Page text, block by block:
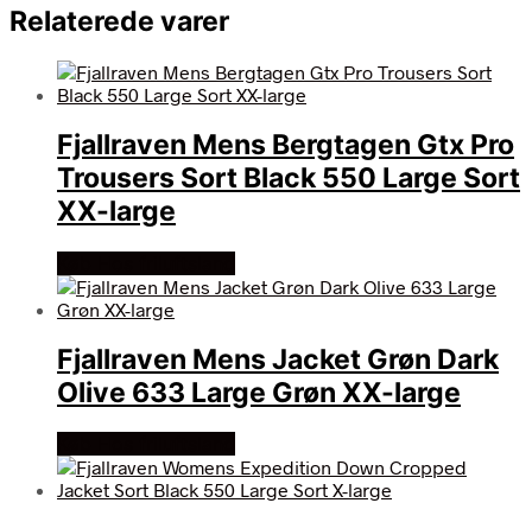
Relaterede varer
Fjallraven Mens Bergtagen Gtx Pro
Trousers Sort Black 550 Large Sort
XX-large
Fjallraven Mens Jacket Grøn Dark
Olive 633 Large Grøn XX-large